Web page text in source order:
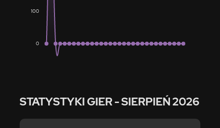
0
100
STATYSTYKI GIER- SIERPIEŃ 2026